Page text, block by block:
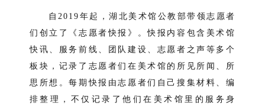
自2019年起，湖北美术馆公教部带领志愿者
们创立了《志愿者快报》。快报内容包含美术馆
快讯、服务前线、团队建设、志愿者之声等多个
板块，记录了志愿者们在美术馆的所见所闻、所
思所想。每期快报由志愿者们自己搜集材料、编
排整理，不仅记录了他们在美术馆里的服务身